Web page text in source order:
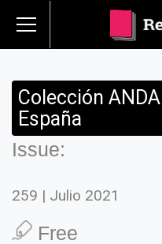
Colección
España
Issue:
259 | Julio 2021
Free